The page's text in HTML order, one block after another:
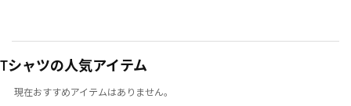
Tシャツの人気アイテム
現在おすすめアイテムはありません。